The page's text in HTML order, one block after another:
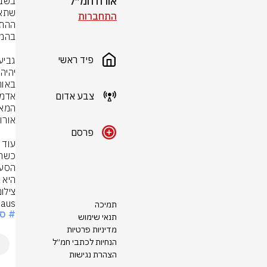
התחברות
פיד ראשי
צבע אדום
פרסם
תמיכה
תנאי שימוש
מדיניות פרטיות
הנחיות לכתבי חמ״ל
הצהרת נגישות
היא
#